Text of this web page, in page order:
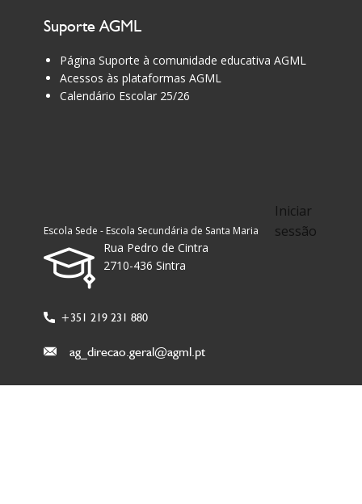
Suporte AGML
Página Suporte à comunidade educativa AGML
Acessos às plataformas AGML
Calendário Escolar 25/26
Iniciar
sessão
Escola Sede - Escola Secundária de Santa Maria
Rua Pedro de Cintra
2710-436 Sintra
+351 219 231 880
ag_direcao.geral@agml.pt